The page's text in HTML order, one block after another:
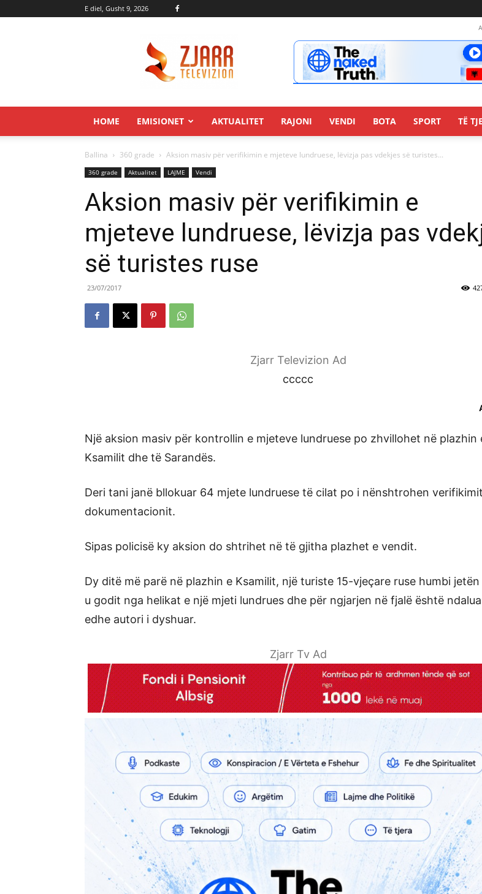
E diel, Gusht 9, 2026
HOME EMISIONET AKTUALITET RAJONI VENDI BOTA SPORT TË
Ballina 360 grade Aksion masiv për verifikimin e mjeteve lundruese, lëvizja pas vdekjes së turistes...
360 grade Aktualitet LAJME Vendi
Aksion masiv për verifikimin e
mjeteve lundruese, lëvizja pas
së turistes ruse
23/07/2017
Zjarr Televizion Ad
ccccc
Një aksion masiv për kontrollin e mjeteve lundruese po zhvillohet në plazhin
Ksamilit dhe të Sarandës.
Deri tani janë bllokuar 64 mjete lundruese të cilat po i nënshtrohen
dokumentacionit.
Sipas policisë ky aksion do shtrihet në të gjitha plazhet e vendit.
Dy ditë më parë në plazhin e Ksamilit, një turiste 15-vjeçare ruse humbi jetën
u godit nga helikat e një mjeti lundrues dhe për ngjarjen në fjalë është
edhe autori i dyshuar.
Zjarr Tv Ad